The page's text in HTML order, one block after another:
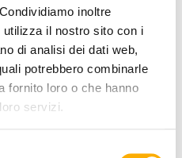
inoltre
il nostro sito con i
di analisi dei dati web,
potrebbero combinarle
fornito loro o che hanno
servizi.